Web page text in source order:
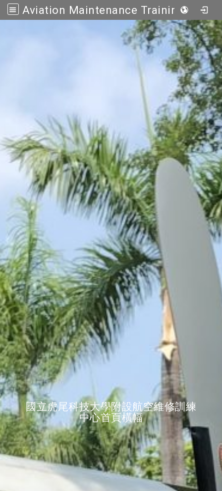
Aviation Maintenance Training Center
國立虎尾科技大學附設航空維修訓練
中心首頁橫幅